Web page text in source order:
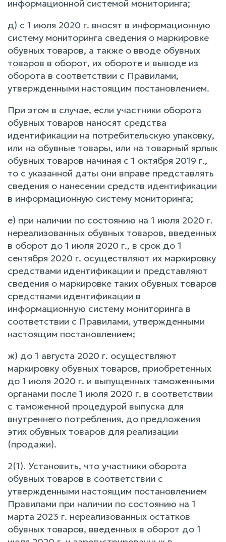
информационной системой мониторинга;
д) с 1 июля 2020 г. вносят в информационную
систему мониторинга сведения о маркировке
обувных товаров, а также о вводе обувных
товаров в оборот, их обороте и выводе из
оборота в соответствии с Правилами,
утвержденными настоящим постановлением.
При этом в случае, если участники оборота
обувных товаров наносят средства
идентификации на потребительскую упаковку,
или на обувные товары, или на товарный ярлык
обувных товаров начиная с 1 октября 2019 г.,
то с указанной даты они вправе представлять
сведения о нанесении средств идентификации
в информационную систему мониторинга;
е) при наличии по состоянию на 1 июля 2020 г.
нереализованных обувных товаров, введенных
в оборот до 1 июля 2020 г., в срок до 1
сентября 2020 г. осуществляют их маркировку
средствами идентификации и представляют
сведения о маркировке таких обувных товаров
средствами идентификации в
информационную систему мониторинга в
соответствии с Правилами, утвержденными
настоящим постановлением;
ж) до 1 августа 2020 г. осуществляют
маркировку обувных товаров, приобретенных
до 1 июля 2020 г. и выпущенных таможенными
органами после 1 июля 2020 г. в соответствии
с таможенной процедурой выпуска для
внутреннего потребления, до предложения
этих обувных товаров для реализации
(продажи).
2(1). Установить, что участники оборота
обувных товаров в соответствии с
утвержденными настоящим постановлением
Правилами при наличии по состоянию на 1
марта 2023 г. нереализованных остатков
обувных товаров, введенных в оборот до 1